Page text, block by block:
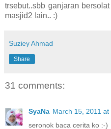
trsebut..sbb ganjaran
masjid2 lain.. :)
Suziey Ahmad
Share
31 comments:
SyaNa March 15, 2011
seronok baca cerita ko :-)